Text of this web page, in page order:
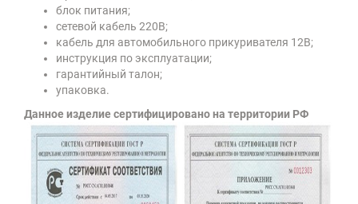
блок питания;
сетевой кабель 220В;
кабель для автомобильного прикуривателя 12В;
инструкция по эксплуатации;
гарантийный талон;
упаковка.
Данное изделие сертифицировано на территории РФ